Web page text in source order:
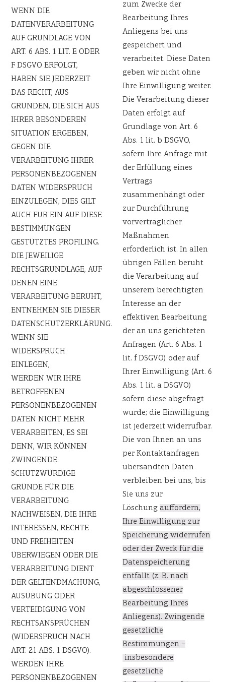
WENN DIE
DATENVERARBEITUNG
AUF GRUNDLAGE VON
ART. 6 ABS. 1 LIT. E ODER
F DSGVO ERFOLGT,
HABEN SIE JEDERZEIT
DAS RECHT, AUS
GRÜNDEN, DIE SICH AUS
IHRER BESONDEREN
SITUATION ERGEBEN,
GEGEN DIE
VERARBEITUNG IHRER
PERSONENBEZOGENEN
DATEN WIDERSPRUCH
EINZULEGEN; DIES GILT
AUCH FÜR EIN AUF DIESE
BESTIMMUNGEN
GESTÜTZTES PROFILING.
DIE JEWEILIGE
RECHTSGRUNDLAGE, AUF
DENEN EINE
VERARBEITUNG BERUHT,
ENTNEHMEN SIE DIESER
DATENSCHUTZERKLÄRUNG.
WENN SIE
WIDERSPRUCH
EINLEGEN,
WERDEN WIR IHRE
BETROFFENEN
PERSONENBEZOGENEN
DATEN NICHT MEHR
VERARBEITEN, ES SEI
DENN, WIR KÖNNEN
ZWINGENDE
SCHUTZWÜRDIGE
GRÜNDE FÜR DIE
VERARBEITUNG
NACHWEISEN, DIE IHRE
INTERESSEN, RECHTE
UND FREIHEITEN
ÜBERWIEGEN ODER DIE
VERARBEITUNG DIENT
DER GELTENDMACHUNG,
AUSÜBUNG ODER
VERTEIDIGUNG VON
RECHTSANSPRÜCHEN
(WIDERSPRUCH NACH
ART. 21 ABS. 1 DSGVO).
WERDEN IHRE
PERSONENBEZOGENEN
zum Zwecke der
Bearbeitung Ihres
Anliegens bei uns
gespeichert und
verarbeitet. Diese Daten
geben wir nicht ohne
Ihre Einwilligung weiter.
Die Verarbeitung dieser
Daten erfolgt auf
Grundlage von Art. 6
Abs. 1 lit. b DSGVO,
sofern Ihre Anfrage mit
der Erfüllung eines
Vertrags
zusammenhängt oder
zur Durchführung
vorvertraglicher
Maßnahmen
erforderlich ist. In allen
übrigen Fällen beruht
die Verarbeitung auf
unserem berechtigten
Interesse an der
effektiven Bearbeitung
der an uns gerichteten
Anfragen (Art. 6 Abs. 1
lit. f DSGVO) oder auf
Ihrer Einwilligung (Art. 6
Abs. 1 lit. a DSGVO)
sofern diese abgefragt
wurde; die Einwilligung
ist jederzeit widerrufbar.
Die von Ihnen an uns
per Kontaktanfragen
übersandten Daten
verbleiben bei uns, bis
Sie uns zur
Löschung auffordern,
Ihre Einwilligung zur
Speicherung widerrufen
oder der Zweck für die
Datenspeicherung
entfällt (z. B. nach
abgeschlossener
Bearbeitung Ihres
Anliegens). Zwingende
gesetzliche
Bestimmungen –
insbesondere
gesetzliche